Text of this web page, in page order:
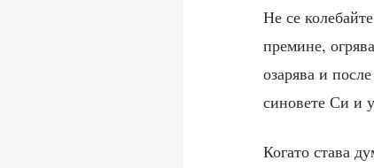
Не се
премине,
озарява и
синовете Си и
Когато става